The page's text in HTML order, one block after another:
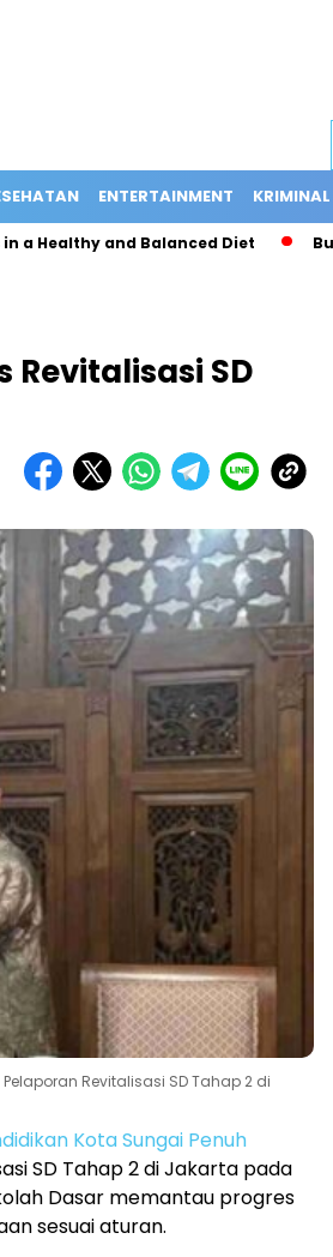
ENTERTAINMENT KRIMINAL
and Balanced Diet Bus
SD
Revitalisasi SD Tahap 2 di
Kota Sungai Penuh
SD Tahap 2 di Jakarta pada
Dasar memantau progres
sesuai aturan.